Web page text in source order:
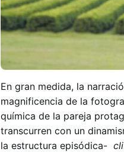
En gran medida, la
magnificencia de la
química de la pareja
transcurren con un
la estructura episódica-